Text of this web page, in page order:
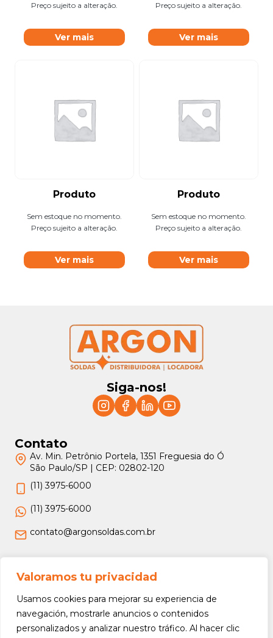
Valoramos tu privacidad
Usamos cookies para mejorar su experiencia de
navegación, mostrarle anuncios o contenidos
personalizados y analizar nuestro tráfico. Al hacer clic
Preço sujeito a alteração.
Ver mais
Preço sujeito a alteração.
Ver mais
Produto
Sem estoque no momento.
Preço sujeito a alteração.
Ver mais
Produto
Sem estoque no momento.
Preço sujeito a alteração.
Ver mais
Siga-nos!
Contato
Av. Min. Petrônio Portela, 1351 Freguesia do Ó
São Paulo/SP | CEP: 02802-120
(11) 3975-6000
(11) 3975-6000
contato@argonsoldas.com.br
Jurídico
Termos e Condições
Política de Privacidade
Política de Devolução e Reembolso